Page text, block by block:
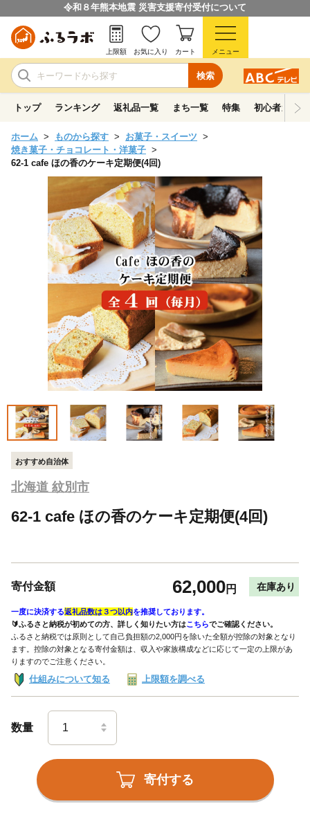
令和８年熊本地震 災害支援寄付受付について
検索
上限額 お気に入り カート メニュー
トップ ランキング 返礼品一覧 まち一覧 特集 初心者ガイド
ホーム ものから探す
お菓子・スイーツ
焼き菓子・チョコレート・洋菓子
62-1 cafe ほの香のケーキ定期便(4回)
おすすめ自治体
北海道 紋別市
62-1 cafe ほの香のケーキ定期便(4回)
寄付金額 62,000円 在庫あり
一度に決済する返礼品数は３つ以内を推奨しております。
🔰ふるさと納税が初めての方、詳しく知りたい方はこちらでご確認ください。
ふるさと納税では原則として自己負担額の2,000円を除いた全額が控除の対象となり
ます。控除の対象となる寄付金額は、収入や家族構成などに応じて一定の上限があ
りますのでご注意ください。
仕組みについて知る 上限額を調べる
数量
寄付する